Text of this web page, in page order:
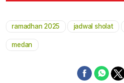
ramadhan 2025 jadwal sholat
medan